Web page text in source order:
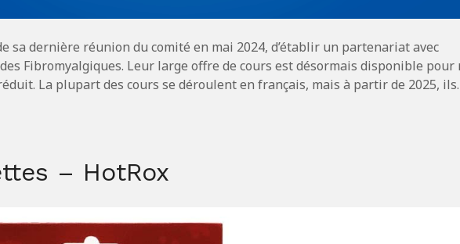
de sa dernière réunion du comité en mai 2024, d’établir un partenariat avec
des Fibromyalgiques. Leur large offre de cours est désormais disponible pour
La plupart des cours se déroulent en français, mais à partir de 2025,
– HotRox